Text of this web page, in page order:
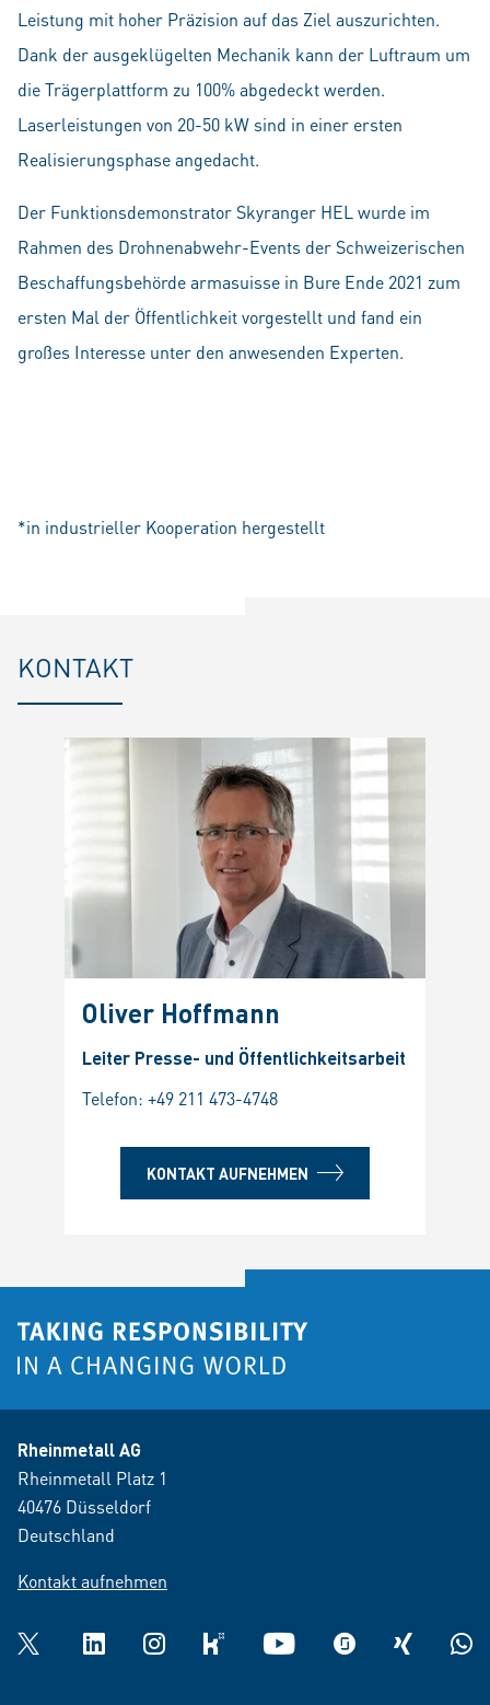
Leistung mit hoher Präzision auf das Ziel auszurichten.
Dank der ausgeklügelten Mechanik kann der Luftraum um
die Trägerplattform zu 100% abgedeckt werden.
Laserleistungen von 20-50 kW sind in einer ersten
Realisierungsphase angedacht.
Der Funktionsdemonstrator Skyranger HEL wurde im
Rahmen des Drohnenabwehr-Events der Schweizerischen
Beschaffungsbehörde armasuisse in Bure Ende 2021 zum
ersten Mal der Öffentlichkeit vorgestellt und fand ein
großes Interesse unter den anwesenden Experten.
*in industrieller Kooperation hergestellt
KONTAKT
Oliver Hoffmann
Leiter Presse- und Öffentlichkeitsarbeit
Telefon: +49 211 473-4748
KONTAKT AUFNEHMEN
Rheinmetall AG
Rheinmetall Platz 1
40476 Düsseldorf
Deutschland
Kontakt aufnehmen
Twitter LinkedInInstagramkununu YouTube glassdoorXING